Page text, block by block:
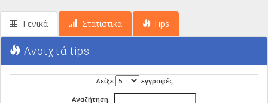
Γενικά Στατιστικά Tips
Ανοιχτά tips
Δείξε εγγραφές
Αναζήτηση: